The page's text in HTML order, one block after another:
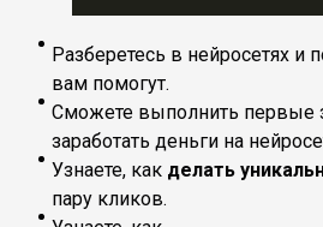
Разберетесь в нейросетях и
вам помогут.
Сможете выполнить первые
заработать деньги на
Узнаете, как делать
пару кликов.